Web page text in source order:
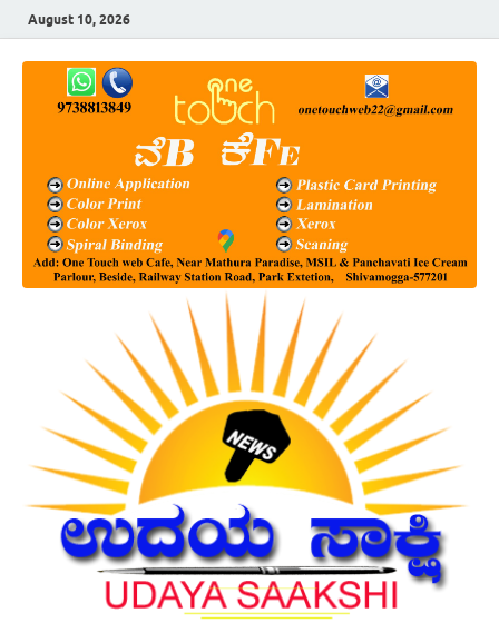
August 10, 2026